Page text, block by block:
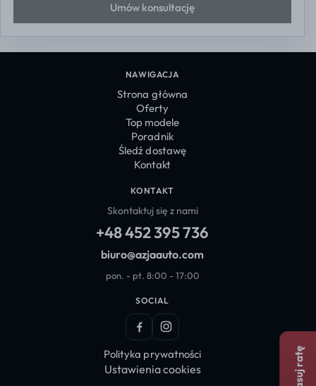
Umów konsultację
NAWIGACJA
Strona główna
Oferty
Top modele
Poradnik
Śledź dostawę
Kontakt
KONTAKT
Skontaktuj się z nami
+48 452 395 736
biuro@azjaauto.com
pon. - pt. 8:00 - 17:00
SOCIAL
FacebookInstagram
Polityka prywatności
Ustawienia cookies